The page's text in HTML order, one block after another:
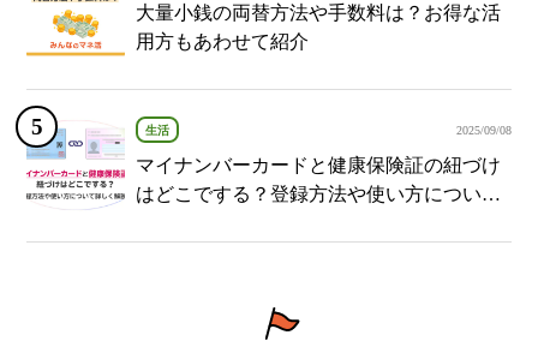
大量小銭の両替方法や手数料は？お得な活
用方もあわせて紹介
生活 2025/09/08
マイナンバーカードと健康保険証の紐づけ
はどこでする？登録方法や使い方について